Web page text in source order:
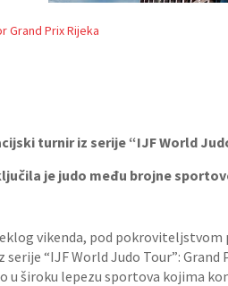
Grand Prix Rijeka
turnir iz serije “IJF World
je judo među brojne
vikenda, pod pokroviteljstvom
“IJF World Judo Tour”: Grand
u široku lepezu sportova kojima